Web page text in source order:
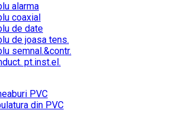
alarma
coaxial
de date
de joasa tens.
semnal.&contr.
pt.inst.el.
PVC
din PVC